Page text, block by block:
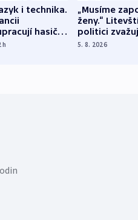
i technika.
hasiči z
zemí
h
„Musíme
ženy.“
politici
dohodu o
5. 8. 2026